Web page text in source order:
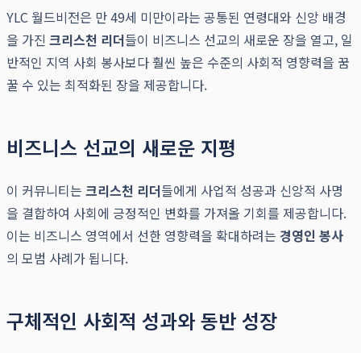
YLC 월드비전은 만 49세 미만이라는 공통된 연령대와 신앙 배경
을 가진 크리스천 리더들이 비즈니스 선교의 새로운 장을 열고, 일
반적인 지역 사회 봉사보다 훨씬 높은 수준의 사회적 영향력을 꿈
꿀 수 있는 최적화된 장을 제공합니다.
비즈니스 선교의 새로운 지평
이 커뮤니티는 크리스천 리더들에게 사업적 성공과 신앙적 사명
을 결합하여 사회에 긍정적인 변화를 가져올 기회를 제공합니다.
이는 비즈니스 영역에서 선한 영향력을 확대하려는 경영인 봉사
의 모범 사례가 됩니다.
구체적인 사회적 성과와 동반 성장